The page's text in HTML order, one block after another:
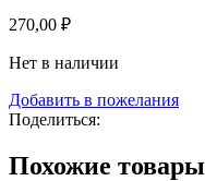
270,00 ₽
Нет в наличии
Добавить в пожелания
Поделиться:
Похожие товары